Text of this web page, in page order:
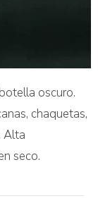
oscuro.
chaquetas,
Alta
seco.